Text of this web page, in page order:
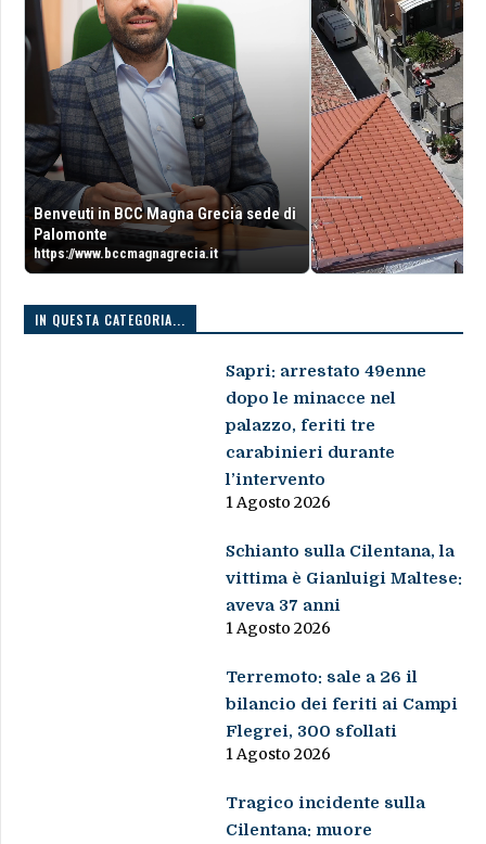
Benveuti in BCC Magna Grecia sede di
Palomonte
https://www.bccmagnagrecia.it
IN QUESTA CATEGORIA...
Sapri: arrestato 49enne
dopo le minacce nel
palazzo, feriti tre
carabinieri durante
l’intervento
1 Agosto 2026
Schianto sulla Cilentana, la
vittima è Gianluigi Maltese:
aveva 37 anni
1 Agosto 2026
Terremoto: sale a 26 il
bilancio dei feriti ai Campi
Flegrei, 300 sfollati
1 Agosto 2026
Tragico incidente sulla
Cilentana: muore